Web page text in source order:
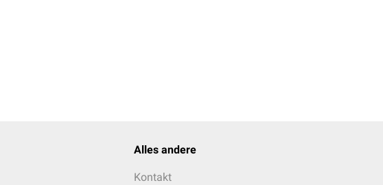
Alles andere
Kontakt